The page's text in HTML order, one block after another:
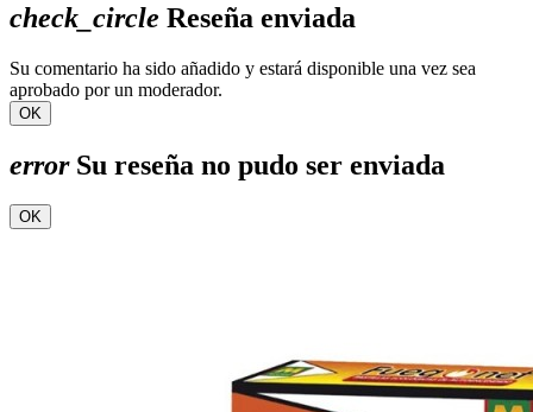
check_circle Reseña enviada
Su comentario ha sido añadido y estará disponible una vez sea
aprobado por un moderador.
OK
errorSu reseña no pudo ser enviada
OK